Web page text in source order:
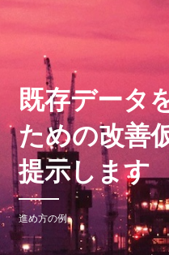
既存データ
ための改善
提示します
進め方の例